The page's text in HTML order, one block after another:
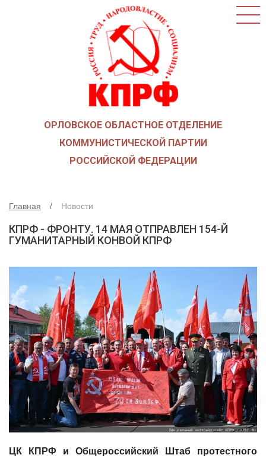
КАК ВСТУПИТЬ В КПРФ
ОБЩЕСТВЕННЫЕ ОРГАНИЗАЦИИ
СОЮЗ СОВЕТСКИХ ОФИЦЕРОВ В ПОДДЕРЖКУ
АРМИИ И ФЛОТА
ОРЛОВСКИЙ ОБЛАСТНОЙ СОВЕТ
ДЕПУТАТЫ ОРГАНОВ МЕСТНОГО
САМОУПРАВЛЕНИЯ
ПАРТИЙНАЯ ПЕЧАТЬ
ПАРТИЙНАЯ ЖИЗНЬ
МЕСТНЫЕ ОТДЕЛЕНИЯ
КОНТАКТЫ
КПРФ ПРОФ
8 (4862) 22-33-44
ОРЛОВСКОЕ ОБЛАСТНОЕ ОТДЕЛЕНИЕ
КОММУНИСТИЧЕСКОЙ ПАРТИИ
РОССИЙСКОЙ ФЕДЕРАЦИИ
Главная Новости
КПРФ - ФРОНТУ. 14 МАЯ ОТПРАВЛЕН 154-Й
ГУМАНИТАРНЫЙ КОНВОЙ КПРФ
ЦК КПРФ и Общероссийский Штаб протестного